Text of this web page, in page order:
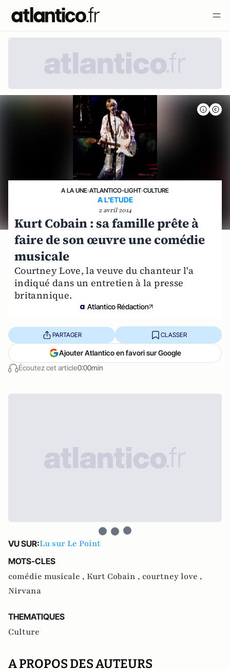
A LA UNE›ATLANTICO-LIGHT›CULTURE
A L'ETUDE
2 avril 2014
Kurt Cobain : sa famille prête à
faire de son œuvre une comédie
musicale
Courtney Love, la veuve du chanteur l'a
indiqué dans un entretien à la presse
britannique.
Atlantico Rédaction
Écoutez cet article0:00min
PARTAGER CLASSER
Ajouter Atlantico en favori sur Google
VU SUR:Lu sur Le Point
MOTS-CLES
comédie musicale , Kurt Cobain , courtney love ,
Nirvana
THEMATIQUES
Culture
A PROPOS DES AUTEURS